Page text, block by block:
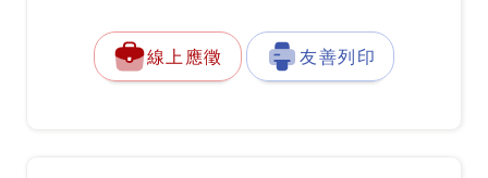
線上應徵 友善列印